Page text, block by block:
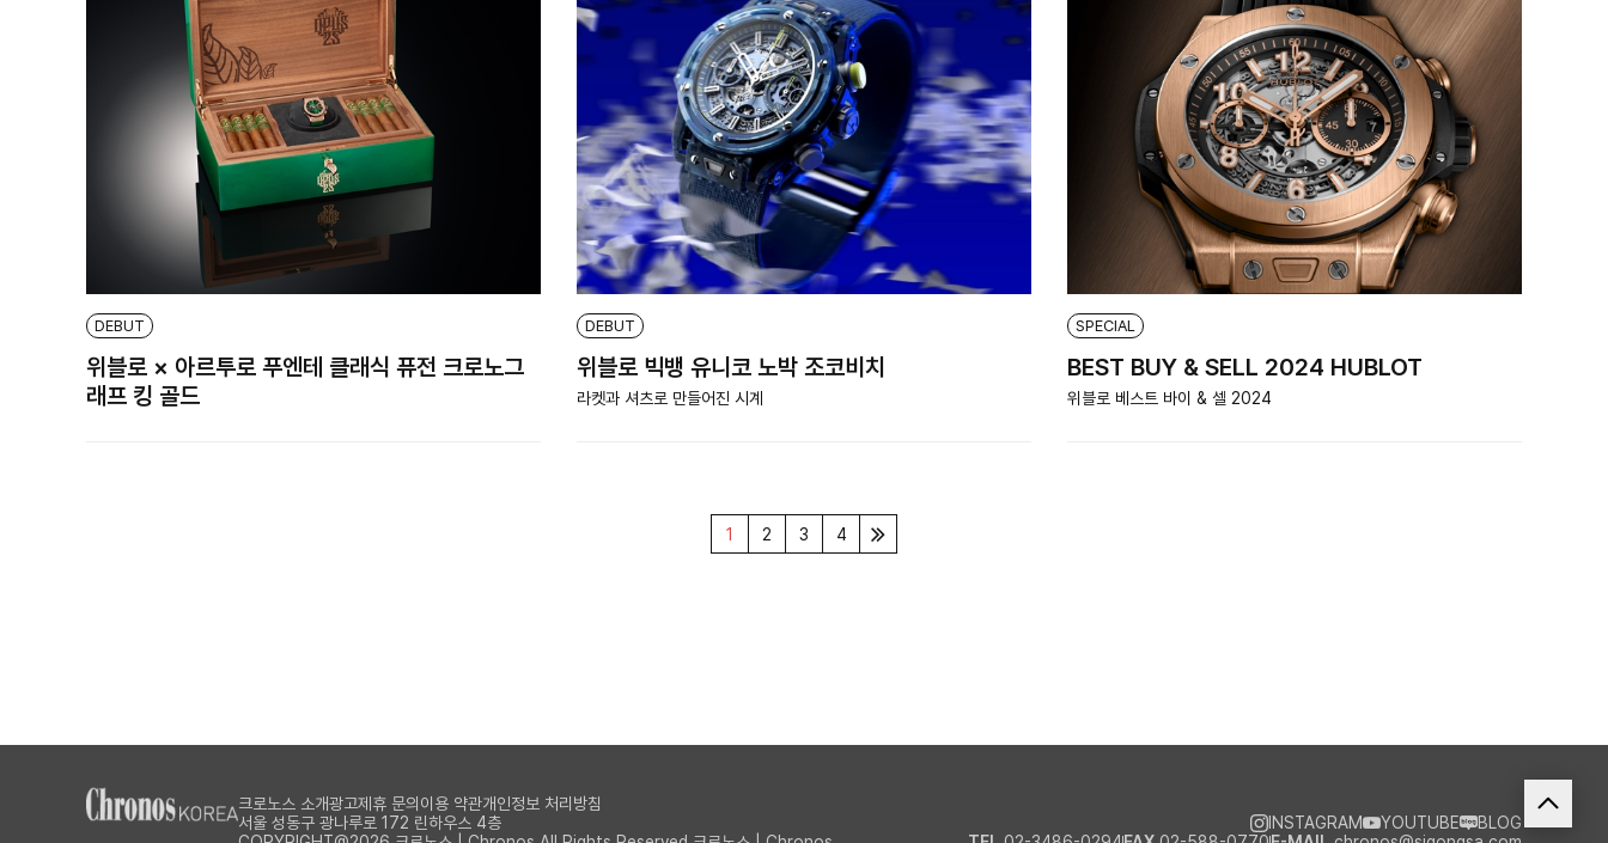
DEBUT
위블로 × 아르투로 푸엔테 클래식 퓨전 크로노그
래프 킹 골드
DEBUT
위블로 빅뱅 유니코 노박 조코비치
라켓과 셔츠로 만들어진 시계
SPECIAL
BEST BUY & SELL 2024 HUBLOT
위블로 베스트 바이 & 셀 2024
1 2 3 4
크로노스 소개광고제휴 문의 이용 약관개인정보 처리방침
서울 성동구 광나루로 172 린하우스 4층
INSTAGRAM YOUTUBE
BLOG